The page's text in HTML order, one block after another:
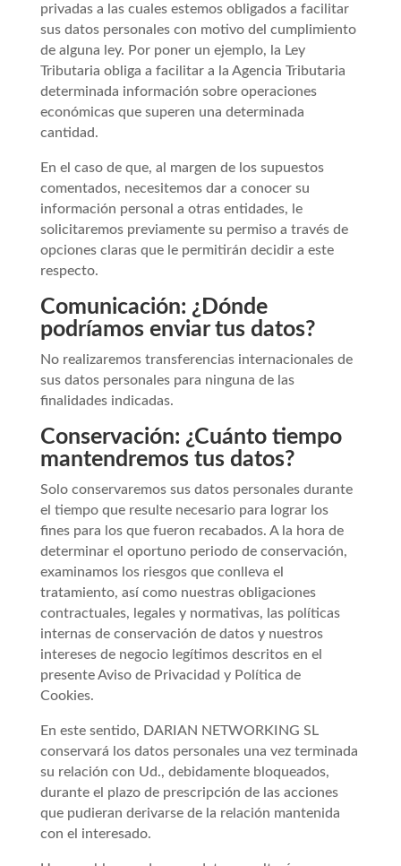
privadas a las cuales estemos obligados a facilitar
sus datos personales con motivo del cumplimiento
de alguna ley. Por poner un ejemplo, la Ley
Tributaria obliga a facilitar a la Agencia Tributaria
determinada información sobre operaciones
económicas que superen una determinada
cantidad.
En el caso de que, al margen de los supuestos
comentados, necesitemos dar a conocer su
información personal a otras entidades, le
solicitaremos previamente su permiso a través de
opciones claras que le permitirán decidir a este
respecto.
Comunicación: ¿Dónde
podríamos enviar tus datos?
No realizaremos transferencias internacionales de
sus datos personales para ninguna de las
finalidades indicadas.
Conservación: ¿Cuánto tiempo
mantendremos tus datos?
Solo conservaremos sus datos personales durante
el tiempo que resulte necesario para lograr los
fines para los que fueron recabados. A la hora de
determinar el oportuno periodo de conservación,
examinamos los riesgos que conlleva el
tratamiento, así como nuestras obligaciones
contractuales, legales y normativas, las políticas
internas de conservación de datos y nuestros
intereses de negocio legítimos descritos en el
presente Aviso de Privacidad y Política de
Cookies.
En este sentido, DARIAN NETWORKING SL
conservará los datos personales una vez terminada
su relación con Ud., debidamente bloqueados,
durante el plazo de prescripción de las acciones
que pudieran derivarse de la relación mantenida
con el interesado.